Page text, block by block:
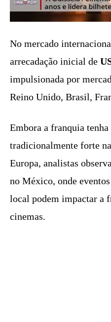
No mercado
arrecadação inicial de
impulsionada por
Reino Unido, Brasil,
Embora a franquia tenha
tradicionalmente forte
Europa, analistas
no México, onde
local podem impactar a
cinemas.